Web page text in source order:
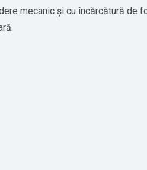
mecanic și cu încărcătură de